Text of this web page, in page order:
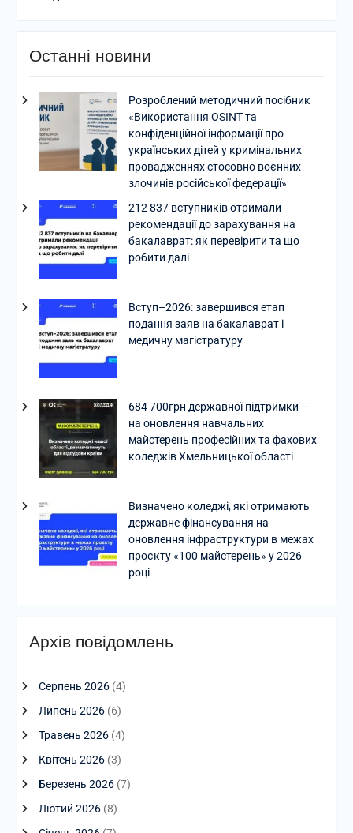
Останні новини
Розроблений методичний посібник
«Використання OSINT та
конфіденційної інформації про
українських дітей у кримінальних
провадженнях стосовно воєнних
злочинів російської федерації»
212 837 вступників отримали
рекомендації до зарахування на
бакалаврат: як перевірити та що
робити далі
Вступ–2026: завершився етап
подання заяв на бакалаврат і
медичну магістратуру
684 700грн державної підтримки —
на оновлення навчальних
майстерень професійних та фахових
коледжів Хмельницької області
Визначено коледжі, які отримають
державне фінансування на
оновлення інфраструктури в межах
проєкту «100 майстерень» у 2026
році
Архів повідомлень
Серпень 2026(4)
Липень 2026(6)
Травень 2026(4)
Квітень 2026(3)
Березень 2026(7)
Лютий 2026(8)